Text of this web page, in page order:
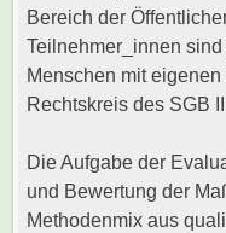
Bereich der
Teilnehmer_innen
Menschen mit
Rechtskreis des SGB
Die Aufgabe der
und Bewertung der
Methodenmix aus